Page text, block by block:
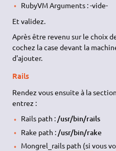
RubyVM Arguments : -vide-
Et validez.
Après être revenu sur le choix
cochez la case devant la
d'ajouter.
Rails
Rendez vous ensuite à la section
entrez :
Rails path :/usr/bin/rails
Rake path : /usr/bin/rake
Mongrel_rails path (si vous